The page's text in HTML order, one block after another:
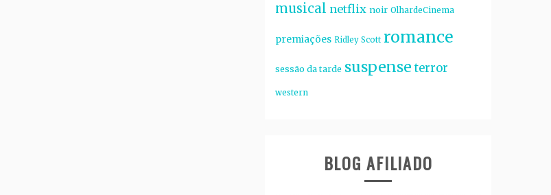
musical netflix noir OlhardeCinema
premiações Ridley Scott romance
sessão da tarde suspense terror
western
BLOG AFILIADO